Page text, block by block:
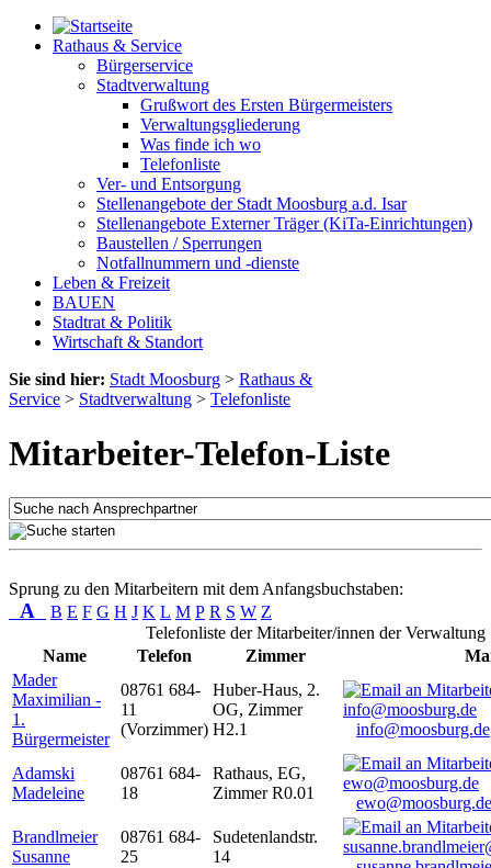
Rathaus & Service
Bürgerservice
Stadtverwaltung
Grußwort des Ersten Bürgermeisters
Verwaltungsgliederung
Was finde ich wo
Telefonliste
Ver- und Entsorgung
Stellenangebote der Stadt Moosburg a.d. Isar
Stellenangebote Externer Träger (KiTa-Einrichtungen)
Baustellen / Sperrungen
Notfallnummern und -dienste
Leben & Freizeit
BAUEN
Stadtrat & Politik
Wirtschaft & Standort
Sie sind hier: Stadt Moosburg > Rathaus &
Service > Stadtverwaltung > Telefonliste
Mitarbeiter-Telefon-Liste
Sprung zu den Mitarbeitern mit dem Anfangsbuchstaben:
A B E F G H J K L M P R S W Z
Telefonliste der Mitarbeiter/innen der Verwaltung
Name
Telefon Zimmer
Mader
Maximilian -
1.
Bürgermeister
08761 684-
11
(Vorzimmer)
Huber-Haus, 2.
OG, Zimmer
H2.1
info@moosburg.de
Adamski
Madeleine
08761 684-
18
Rathaus, EG,
Zimmer R0.01
ewo@moosburg.de
Brandlmeier
Susanne
08761 684-
25
Sudetenlandstr.
14